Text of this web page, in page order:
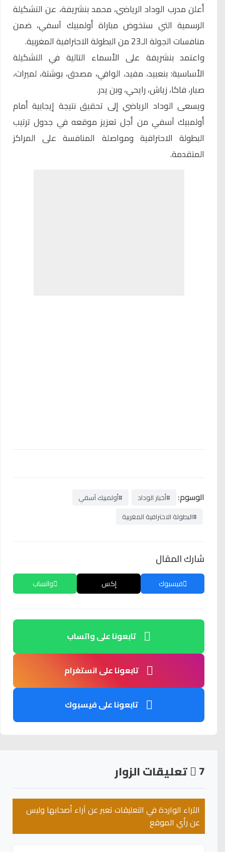
أعلن مدرب الوداد الرياضي، محمد بنشريفة، عن التشكيلة
الرسمية التي ستخوض مباراة أولمبيك آسفي، ضمن
منافسات الجولة الـ23 من البطولة الاحترافية المغربية.
واعتمد بنشريفة على الأسماء التالية في التشكيلة
الأساسية: بنعبيد، مفيد، الوافي، مصدق، بوشتة، لميرات،
صبار، فاكا، زياش، رايحي، وبن يدر.
ويسعى الوداد الرياضي إلى تحقيق نتيجة إيجابية أمام
أولمبيك آسفي من أجل تعزيز موقعه في جدول ترتيب
البطولة الاحترافية ومواصلة المنافسة على المراكز
المتقدمة.
الوسوم: #أخبار الوداد
#أولمبيك آسفي
#البطولة الاحترافية المغربية
شارك المقال
فيسبوك إكس واتساب
تابعونا على واتساب
تابعونا على انستغرام
تابعونا على فيسبوك
7 تعليقات الزوار
الآراء الواردة في التعليقات تعبر عن آراء أصحابها وليس
عن رأي الموقع